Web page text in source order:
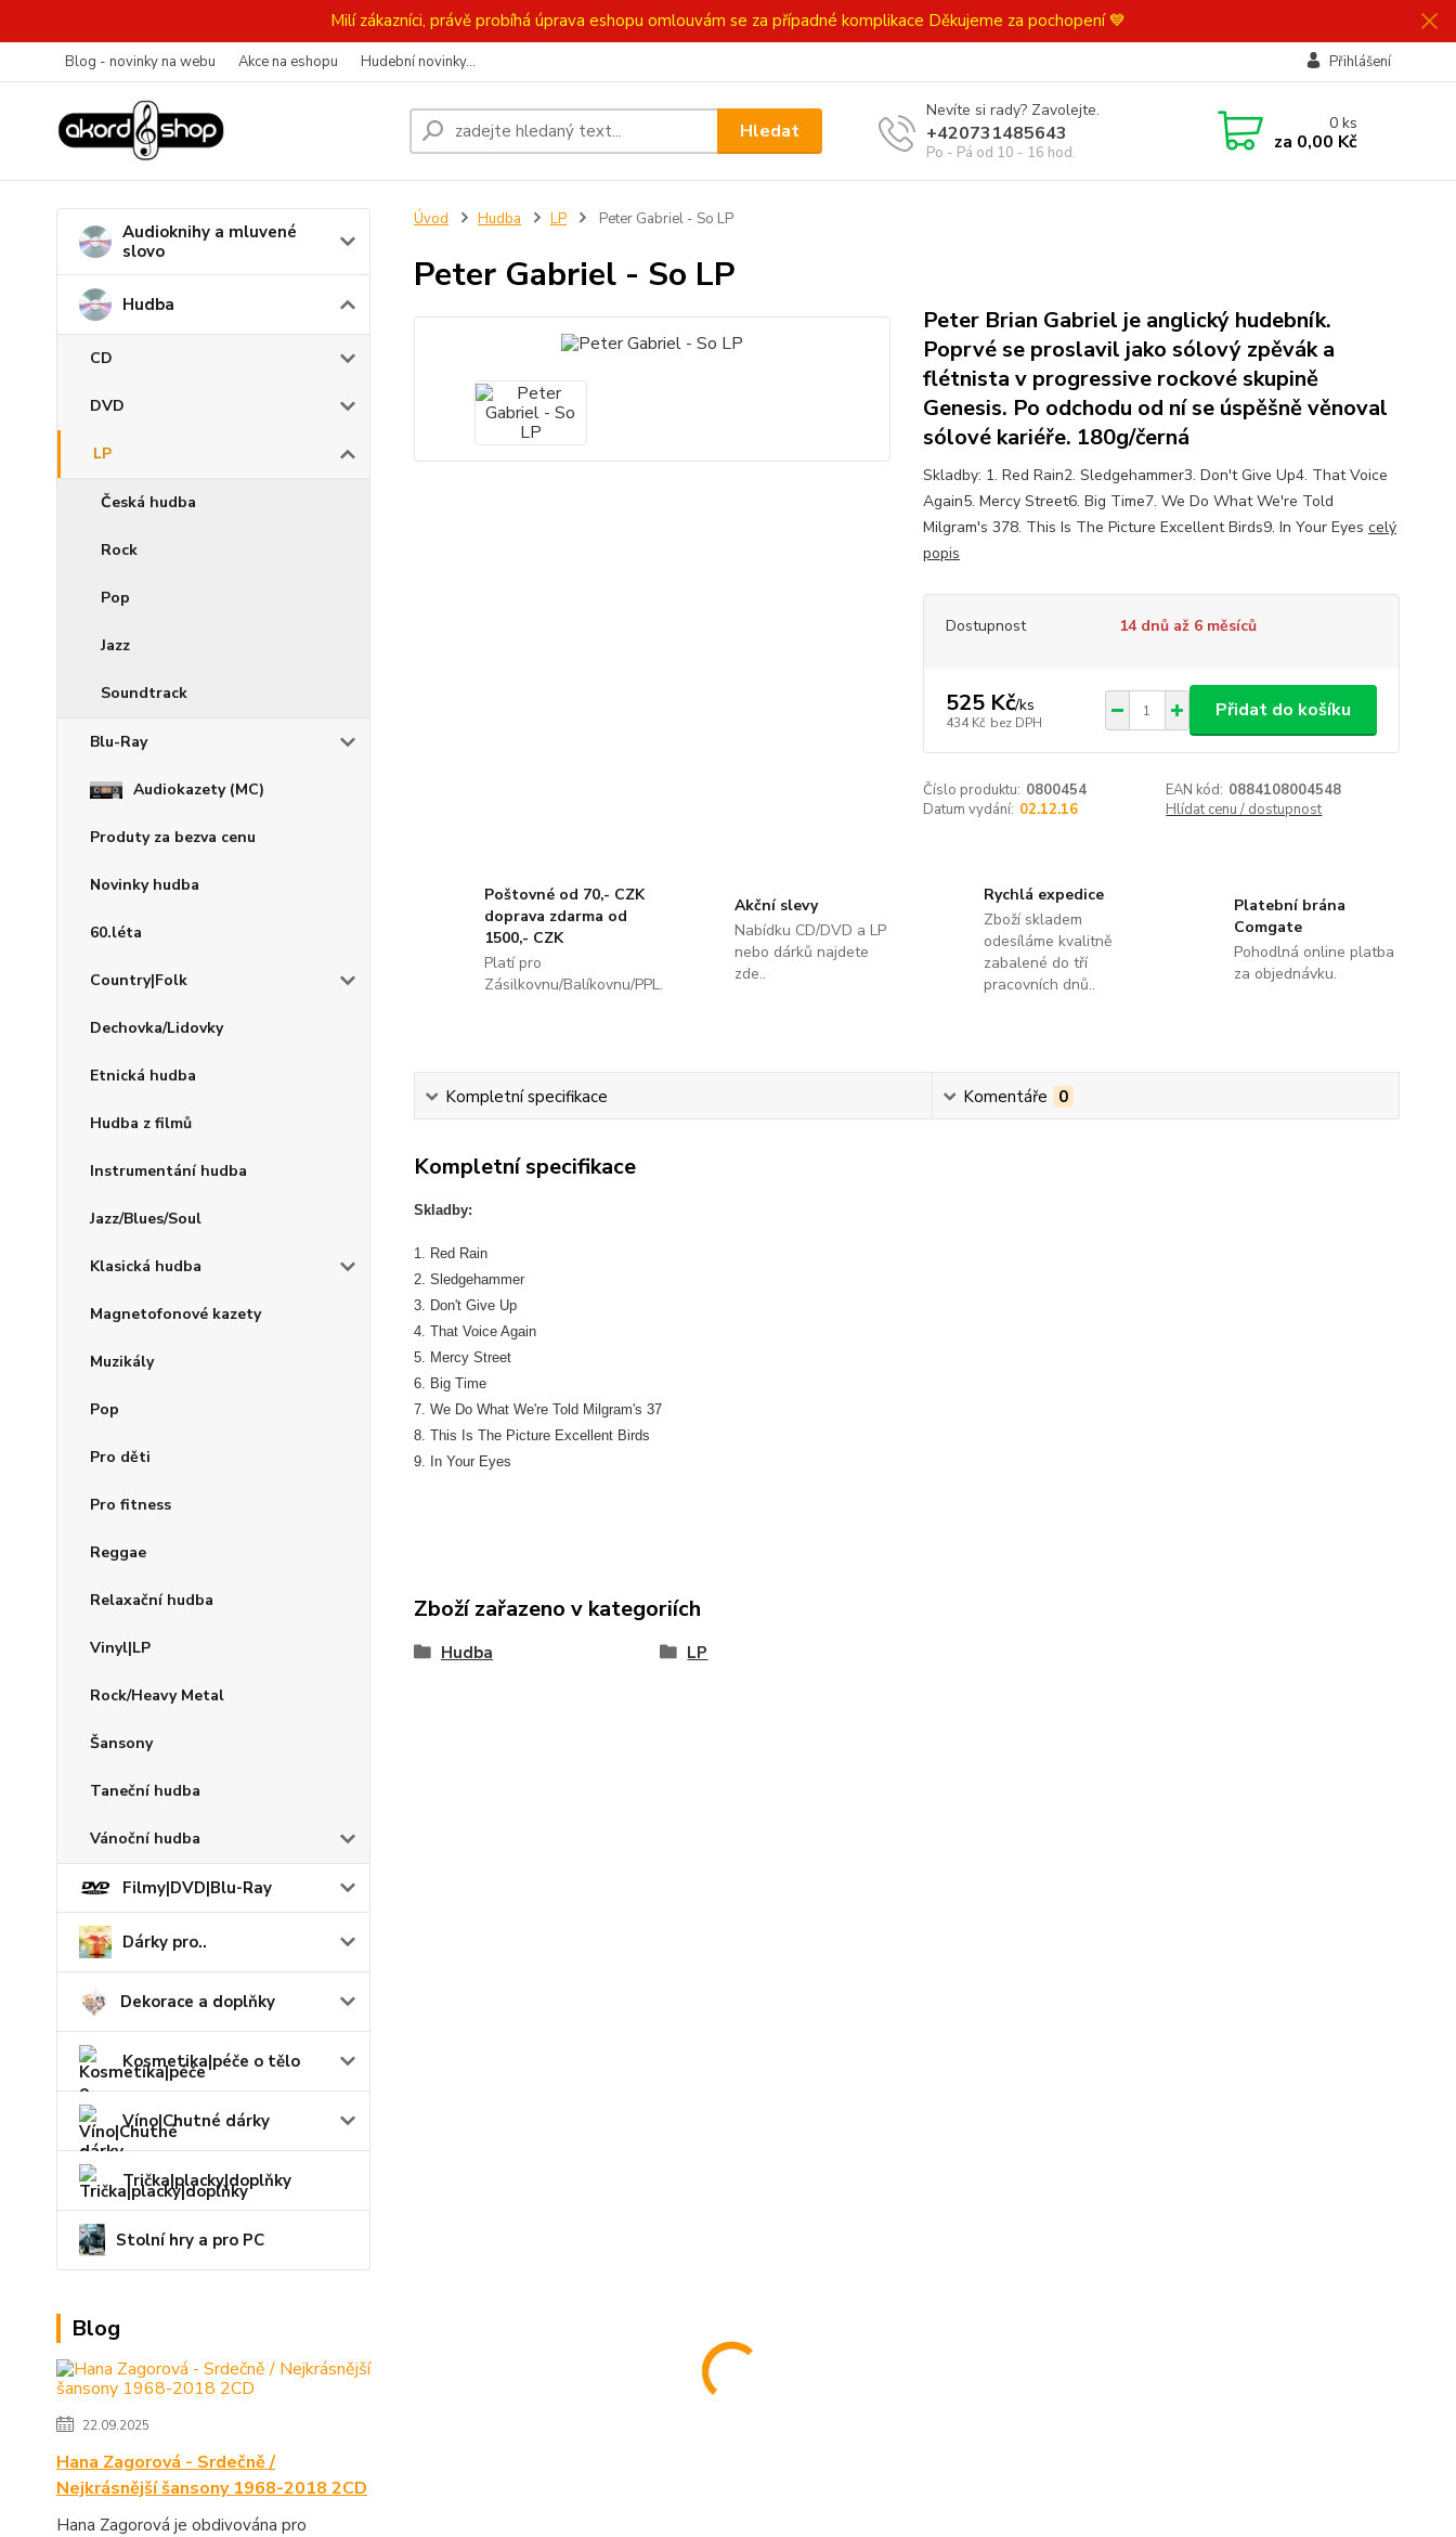
Milí zákazníci, právě probíhá úprava eshopu omlouvám se za případné komplikace Děkujeme za pochopení 💙
Blog - novinky na webu Akce na eshopu Hudební novinky... Přihlášení
Hledat
Nevíte si rady? Zavolejte.
+420731485643
Po - Pá od 10 - 16 hod.
0ks
za 0,00 Kč
Audioknihy a mluvené
slovo
Hudba
CD
DVD
LP
Česká hudba
Rock
Pop
Jazz
Soundtrack
Blu-Ray
Audiokazety (MC)
Produty za bezva cenu
Novinky hudba
60.léta
Country|Folk
Dechovka/Lidovky
Etnická hudba
Hudba z filmů
Instrumentání hudba
Jazz/Blues/Soul
Klasická hudba
Magnetofonové kazety
Muzikály
Pop
Pro děti
Pro fitness
Reggae
Relaxační hudba
Vinyl|LP
Rock/Heavy Metal
Šansony
Taneční hudba
Vánoční hudba
Filmy|DVD|Blu-Ray
Dárky pro..
Dekorace a doplňky
Kosmetika|péče o tělo
Víno|Chutné dárky
Trička|placky|doplňky
Stolní hry a pro PC
Blog
22.09.2025
Hana Zagorová - Srdečně /
Nejkrásnější šansony 1968-2018 2CD
Hana Zagorová je obdivována pro
Úvod Hudba LP Peter Gabriel - So LP
Peter Gabriel - So LP
Peter Brian Gabriel je anglický hudebník.
Poprvé se proslavil jako sólový zpěvák a
flétnista v progressive rockové skupině
Genesis. Po odchodu od ní se úspěšně věnoval
sólové kariéře. 180g/černá
Skladby: 1. Red Rain2. Sledgehammer3. Don't Give Up4. That Voice
Again5. Mercy Street6. Big Time7. We Do What We're Told
Milgram's 378. This Is The Picture Excellent Birds9. In Your Eyes celý
popis
Dostupnost 14 dnů až 6 měsíců
525 Kč/ks
434 Kč bez DPH
Přidat do košíku
Číslo produktu: 0800454 EAN kód: 0884108004548
Datum vydání: 02.12.16 Hlídat cenu / dostupnost
Poštovné od 70,- CZK
doprava zdarma od
1500,- CZK
Platí pro
Zásilkovnu/Balíkovnu/PPL.
Akční slevy
Nabídku CD/DVD a LP
nebo dárků najdete
zde..
Rychlá expedice
Zboží skladem
odesíláme kvalitně
zabalené do tří
pracovních dnů..
Platební brána
Comgate
Pohodlná online platba
za objednávku.
Kompletní specifikace Komentáře 0
Kompletní specifikace
Skladby:
1. Red Rain
2. Sledgehammer
3. Don't Give Up
4. That Voice Again
5. Mercy Street
6. Big Time
7. We Do What We're Told Milgram's 37
8. This Is The Picture Excellent Birds
9. In Your Eyes
Zboží zařazeno v kategoriích
Hudba LP